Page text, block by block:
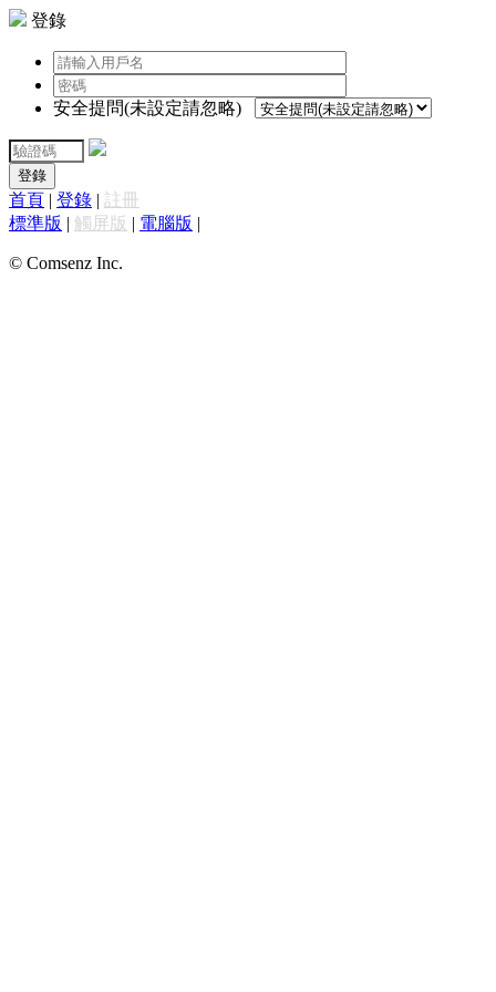
登錄
安全提問(未設定請忽略)
登錄
首頁 | 登錄 | 註冊
標準版 | 觸屏版 | 電腦版 |
© Comsenz Inc.